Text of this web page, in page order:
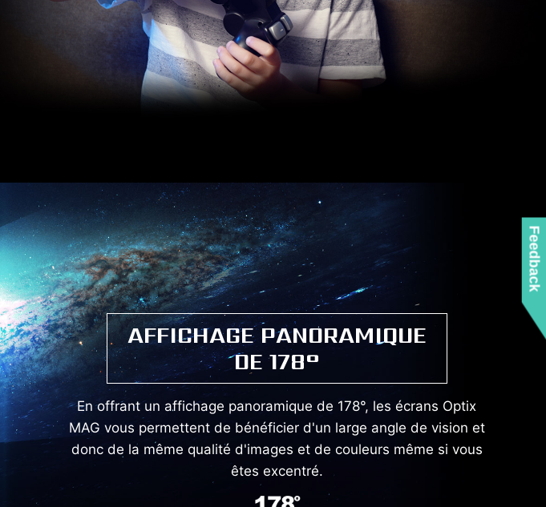
AFFICHAGE PANORAMIQUE
DE 178°
En offrant un affichage panoramique de 178°, les écrans Optix
MAG vous permettent de bénéficier d'un large angle de vision et
donc de la même qualité d'images et de couleurs même si vous
êtes excentré.
Feedback